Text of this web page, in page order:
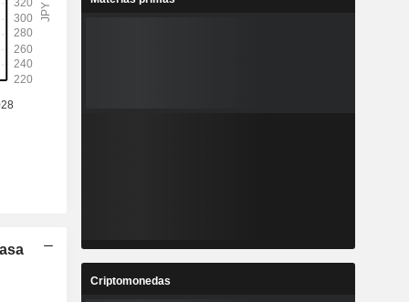
Criptomonedas